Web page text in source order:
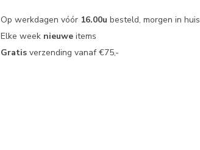
Op werkdagen vóór 16.00u besteld, morgen in huis
Elke week nieuwe items
Gratis verzending vanaf €75,-